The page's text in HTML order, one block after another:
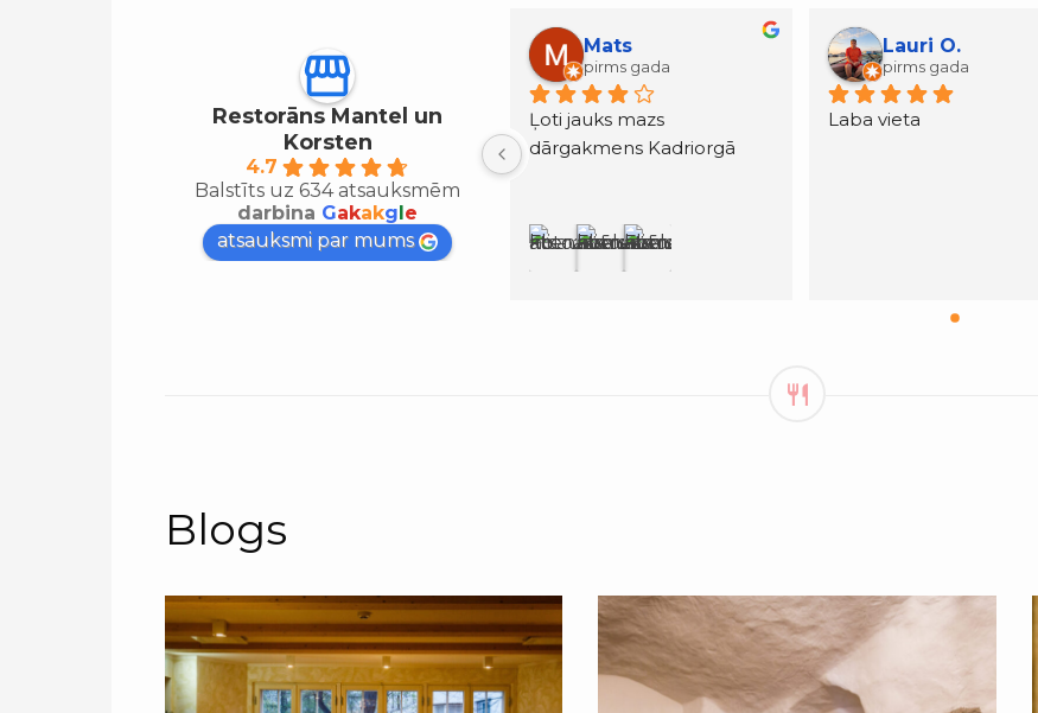
Restorāns Mantel un
Korsten
4.7
Balstīts uz 634 atsauksmēm
darbina Gakakgle
atsauksmi par mums
pirms gada
Ļoti jauks mazs
dārgakmens Kadriorgā
Lauri O.
pirms gada
Laba vieta
Natālija Dž.
pirms gada
Ļoti jauka vieta. Jau sen
Liels paldies Mantel un
Blogs